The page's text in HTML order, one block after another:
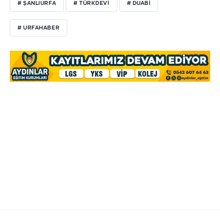
# ŞANLIURFA # TÜRKDEVİ # DUABİ
# URFAHABER